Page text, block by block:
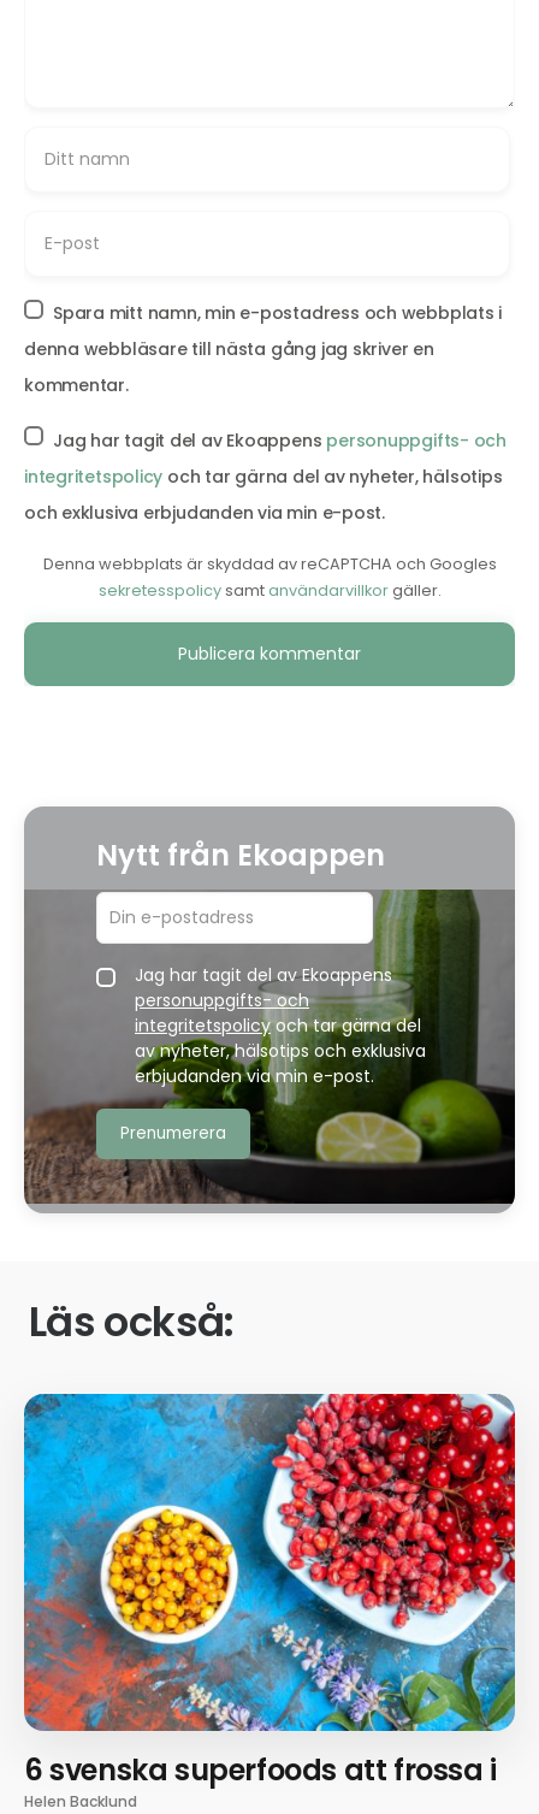
Spara mitt namn, min e-postadress och webbplats i
denna webbläsare till nästa gång jag skriver en
kommentar.
Jag har tagit del av Ekoappens personuppgifts- och
integritetspolicy och tar gärna del av nyheter, hälsotips
och exklusiva erbjudanden via min e-post.
Denna webbplats är skyddad av reCAPTCHA och Googles
sekretesspolicysamtanvändarvillkorgäller.
Alternative:
Nytt från Ekoappen
Jag har tagit del av Ekoappens
personuppgifts- och
integritetspolicyoch tar gärna del
av nyheter, hälsotips och exklusiva
erbjudanden via min e-post.
Läs också:
6 svenska superfoods att frossa i
Helen Backlund